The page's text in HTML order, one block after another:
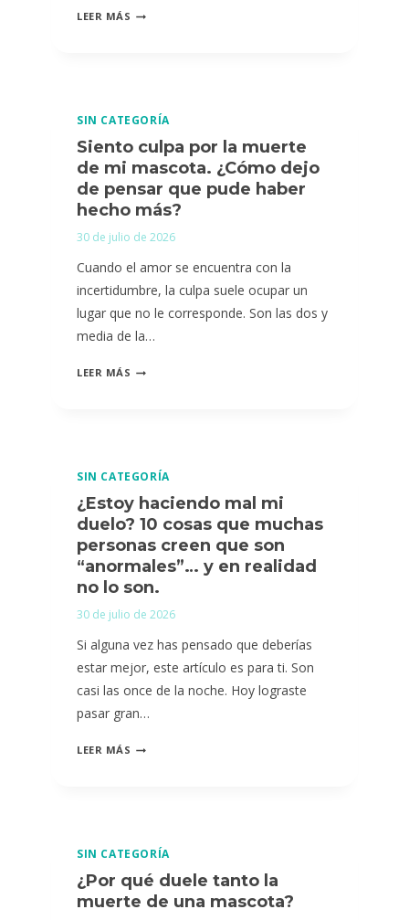
LEER MÁS ¿CÓMO
EL
TIEMPO
EN
MI
MASCOTA
SIN
SENTIR
QUE
LA
ESTOY
SIN CATEGORÍA
Siento culpa por la muerte
de mi mascota. ¿Cómo dejo
de pensar que pude haber
hecho más?
30 de julio de 2026
Cuando el amor se encuentra con la
incertidumbre, la culpa suele ocupar un
lugar que no le corresponde. Son las dos y
media de la…
LEER MÁS SIENTO
DE
MI
MASCOTA.
¿CÓMO
DEJO
PENSAR
QUE
PUDE
HABER
HECHO
SIN CATEGORÍA
¿Estoy haciendo mal mi
duelo? 10 cosas que muchas
personas creen que son
“anormales”… y en realidad
no lo son.
30 de julio de 2026
Si alguna vez has pensado que deberías
estar mejor, este artículo es para ti. Son
casi las once de la noche. Hoy lograste
pasar gran…
LEER MÁS ¿ESTOY
10
COSAS
QUE
SIN CATEGORÍA
¿Por qué duele tanto la
muerte de una mascota?